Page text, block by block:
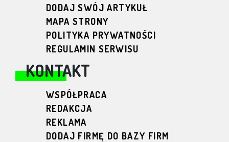
DODAJ SWÓJ ARTYKUŁ
MAPA STRONY
POLITYKA PRYWATNOŚCI
REGULAMIN SERWISU
KONTAKT
WSPÓŁPRACA
REDAKCJA
REKLAMA
DODAJ FIRMĘ DO BAZY FIRM